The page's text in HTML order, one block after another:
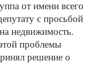
от имени всего
с просьбой
недвижимость.
проблемы
решение о